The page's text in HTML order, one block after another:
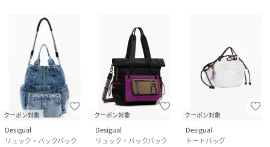
クーポン対象
Desigual
リュック・バックパック
クーポン対象
Desigual
リュック・バックパック
クーポン対象
Desigual
トートバッグ